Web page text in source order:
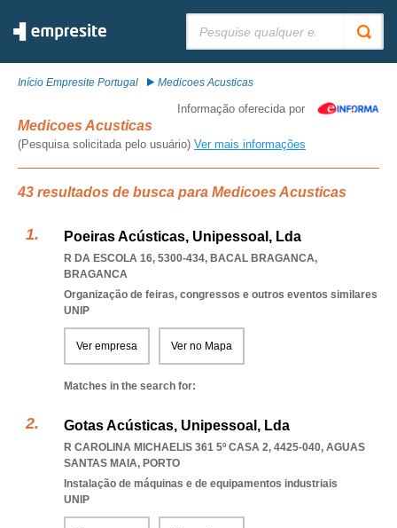
Início Empresite Portugal Medicoes Acusticas
Informação oferecida por
Medicoes Acusticas
(Pesquisa solicitada pelo usuário) Ver mais informações
43 resultados de busca para Medicoes Acusticas
Poeiras Acústicas, Unipessoal, Lda
R DA ESCOLA 16, 5300-434, BACAL BRAGANCA,
BRAGANCA
Organização de feiras, congressos e outros eventos similares
UNIP
Ver empresa Ver no Mapa
Matches in the search for:
Gotas Acústicas, Unipessoal, Lda
R CAROLINA MICHAELIS 361 5º CASA 2, 4425-040, AGUAS
SANTAS MAIA, PORTO
Instalação de máquinas e de equipamentos industriais
UNIP